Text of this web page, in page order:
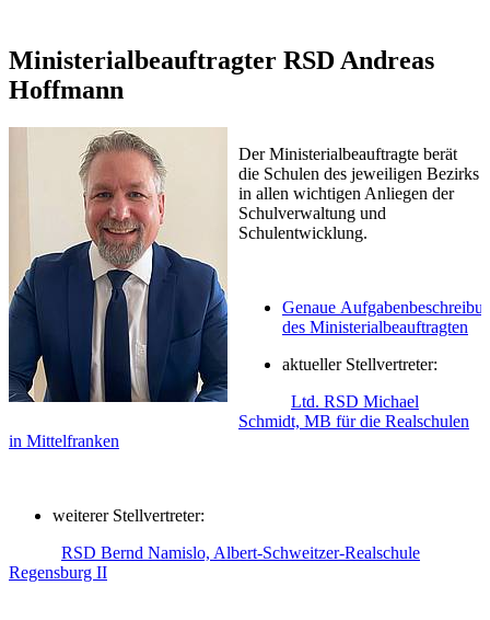
Ministerialbeauftragter RSD Andreas
Hoffmann
Der Ministerialbeauftragte berät
die Schulen des jeweiligen Bezirks
in allen wichtigen Anliegen der
Schulverwaltung und
Schulentwicklung.
Genaue
des Ministerialbeauftragten
aktueller Stellvertreter:
Ltd. RSD Michael
Schmidt, MB für die Realschulen
in Mittelfranken
weiterer Stellvertreter:
RSD Bernd Namislo, Albert-Schweitzer-Realschule
Regensburg II